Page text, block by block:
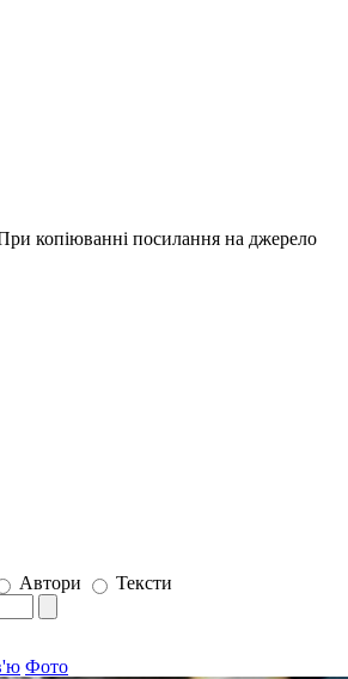
копіюванні посилання на джерело
Автори Тексти
Фото